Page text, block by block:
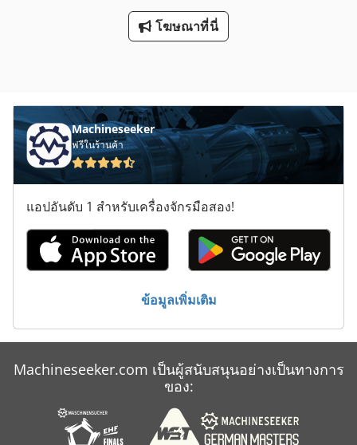
โฆษณาที่นี่
Machineseeker
ฟรีในร้านค้า
แอปอันดับ 1 สำหรับเครื่องจักรมือสอง!
ข้อมูลเพิ่มเติม
Machineseeker.com เป็นผู้สนับสนุนอย่างเป็นทางการ
ของ: